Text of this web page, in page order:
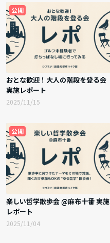
公開
おとな歓迎！大人の階段を登る会
実施レポート
2025/11/15
公開
楽しい哲学散歩会 @麻布十番 実施
レポート
2025/11/04